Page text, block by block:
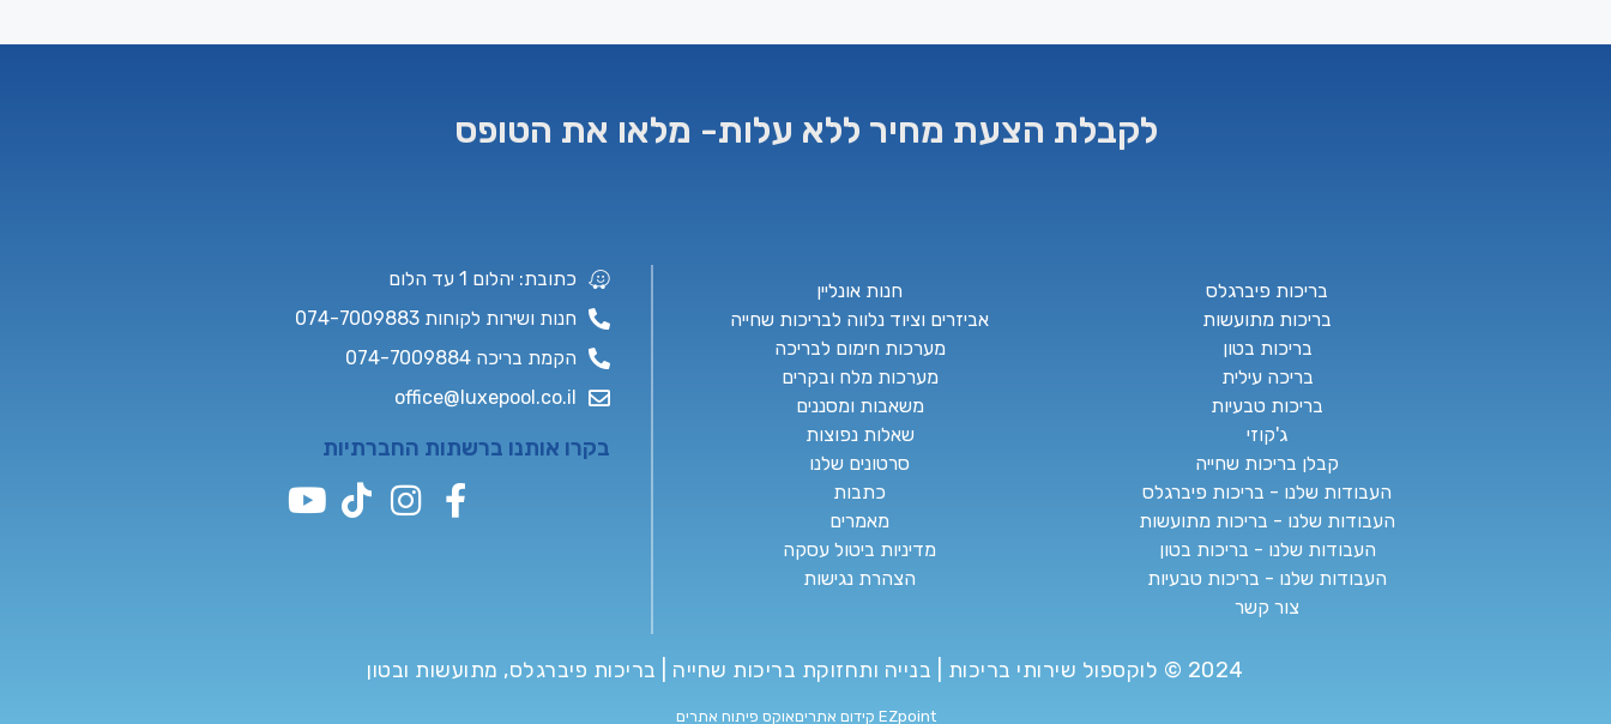
לקבלת הצעת מחיר ללא עלות- מלאו את הטופס
בריכות פיברגלס
בריכות מתועשות
בריכות בטון
בריכה עילית
בריכות טבעיות
ג'קוזי
קבלן בריכות שחייה
העבודות שלנו - בריכות פיברגלס
העבודות שלנו - בריכות מתועשות
העבודות שלנו - בריכות בטון
העבודות שלנו - בריכות טבעיות
צור קשר
חנות אונליין
אביזרים וציוד נלווה לבריכות שחייה
מערכות חימום לבריכה
מערכות מלח ובקרים
משאבות ומסננים
שאלות נפוצות
סרטונים שלנו
כתבות
מאמרים
מדיניות ביטול עסקה
הצהרת נגישות
כתובת: יהלום 1 עד הלום
חנות ושירות לקוחות 074-7009883
הקמת בריכה 074-7009884
office@luxepool.co.il
בקרו אותנו ברשתות החברתיות
2024 © לוקספול שירותי בריכות | בנייה ותחזוקת בריכות שחייה | בריכות פיברגלס, מתועשות ובטון
EZpoint קידום אתרים אוקס פיתוח אתרים